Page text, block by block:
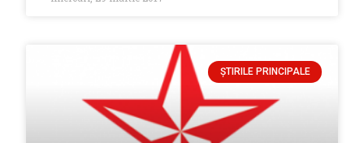
ȘTIRILE PRINCIPALE